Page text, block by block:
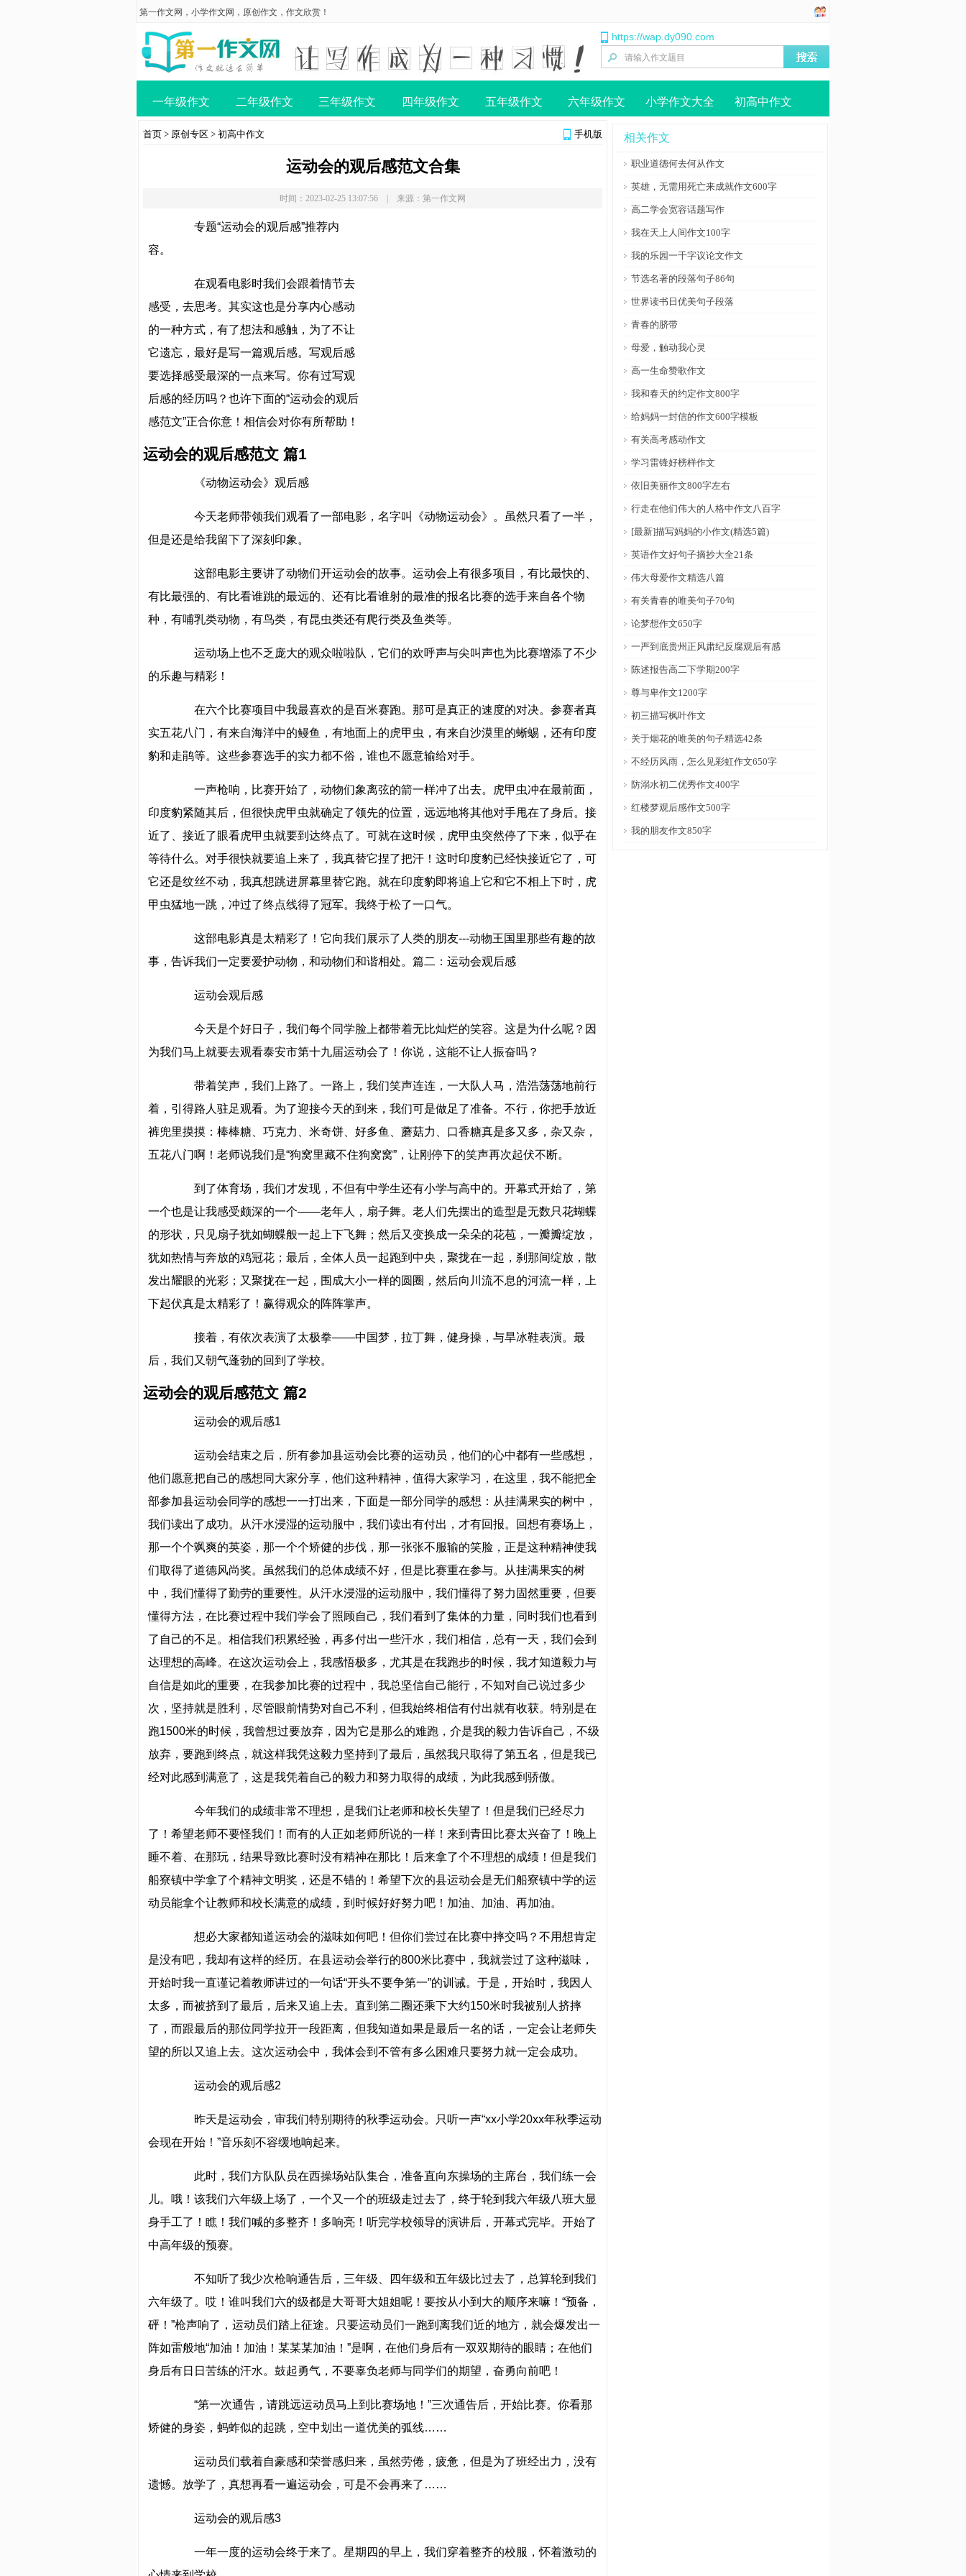
第一作文网 ， 小学作文网 ， 原创作文 ， 作文欣赏 ！
https://wap.dy090.com
一年级作文 二年级作文 三年级作文 四年级作文 五年级作文 六年级作文 小学作文大全 初高中作文
手机版
首页 > 原创专区 > 初高中作文
运动会的观后感范文合集
时间：2023-02-25 13:07:56 | 来源：第一作文网
专题“运动会的观后感”推荐内
容。
在观看电影时我们会跟着情节去
感受，去思考。其实这也是分享内心感动
的一种方式，有了想法和感触，为了不让
它遗忘，最好是写一篇观后感。写观后感
要选择感受最深的一点来写。你有过写观
后感的经历吗？也许下面的“运动会的观后
感范文”正合你意！相信会对你有所帮助！
运动会的观后感范文 篇1
《动物运动会》观后感
今天老师带领我们观看了一部电影，名字叫《动物运动会》。虽然只看了一半，
但是还是给我留下了深刻印象。
这部电影主要讲了动物们开运动会的故事。运动会上有很多项目，有比最快的、
有比最强的、有比看谁跳的最远的、还有比看谁射的最准的报名比赛的选手来自各个物
种，有哺乳类动物，有鸟类，有昆虫类还有爬行类及鱼类等。
运动场上也不乏庞大的观众啦啦队，它们的欢呼声与尖叫声也为比赛增添了不少
的乐趣与精彩！
在六个比赛项目中我最喜欢的是百米赛跑。那可是真正的速度的对决。参赛者真
实五花八门，有来自海洋中的鳗鱼，有地面上的虎甲虫，有来自沙漠里的蜥蜴，还有印度
豹和走鹃等。这些参赛选手的实力都不俗，谁也不愿意输给对手。
一声枪响，比赛开始了，动物们象离弦的箭一样冲了出去。虎甲虫冲在最前面，
印度豹紧随其后，但很快虎甲虫就确定了领先的位置，远远地将其他对手甩在了身后。接
近了、接近了眼看虎甲虫就要到达终点了。可就在这时候，虎甲虫突然停了下来，似乎在
等待什么。对手很快就要追上来了，我真替它捏了把汗！这时印度豹已经快接近它了，可
它还是纹丝不动，我真想跳进屏幕里替它跑。就在印度豹即将追上它和它不相上下时，虎
甲虫猛地一跳，冲过了终点线得了冠军。我终于松了一口气。
这部电影真是太精彩了！它向我们展示了人类的朋友---动物王国里那些有趣的故
事，告诉我们一定要爱护动物，和动物们和谐相处。篇二：运动会观后感
运动会观后感
今天是个好日子，我们每个同学脸上都带着无比灿烂的笑容。这是为什么呢？因
为我们马上就要去观看泰安市第十九届运动会了！你说，这能不让人振奋吗？
带着笑声，我们上路了。一路上，我们笑声连连，一大队人马，浩浩荡荡地前行
着，引得路人驻足观看。为了迎接今天的到来，我们可是做足了准备。不行，你把手放近
裤兜里摸摸：棒棒糖、巧克力、米奇饼、好多鱼、蘑菇力、口香糖真是多又多，杂又杂，
五花八门啊！老师说我们是“狗窝里藏不住狗窝窝”，让刚停下的笑声再次起伏不断。
到了体育场，我们才发现，不但有中学生还有小学与高中的。开幕式开始了，第
一个也是让我感受颇深的一个——老年人，扇子舞。老人们先摆出的造型是无数只花蝴蝶
的形状，只见扇子犹如蝴蝶般一起上下飞舞；然后又变换成一朵朵的花苞，一瓣瓣绽放，
犹如热情与奔放的鸡冠花；最后，全体人员一起跑到中央，聚拢在一起，刹那间绽放，散
发出耀眼的光彩；又聚拢在一起，围成大小一样的圆圈，然后向川流不息的河流一样，上
下起伏真是太精彩了！赢得观众的阵阵掌声。
接着，有依次表演了太极拳——中国梦，拉丁舞，健身操，与旱冰鞋表演。最
后，我们又朝气蓬勃的回到了学校。
运动会的观后感范文 篇2
运动会的观后感1
运动会结束之后，所有参加县运动会比赛的运动员，他们的心中都有一些感想，
他们愿意把自己的感想同大家分享，他们这种精神，值得大家学习，在这里，我不能把全
部参加县运动会同学的感想一一打出来，下面是一部分同学的感想：从挂满果实的树中，
我们读出了成功。从汗水浸湿的运动服中，我们读出有付出，才有回报。回想有赛场上，
那一个个飒爽的英姿，那一个个矫健的步伐，那一张张不服输的笑脸，正是这种精神使我
们取得了道德风尚奖。虽然我们的总体成绩不好，但是比赛重在参与。从挂满果实的树
中，我们懂得了勤劳的重要性。从汗水浸湿的运动服中，我们懂得了努力固然重要，但要
懂得方法，在比赛过程中我们学会了照顾自己，我们看到了集体的力量，同时我们也看到
了自己的不足。相信我们积累经验，再多付出一些汗水，我们相信，总有一天，我们会到
达理想的高峰。在这次运动会上，我感悟极多，尤其是在我跑步的时候，我才知道毅力与
自信是如此的重要，在我参加比赛的过程中，我总坚信自己能行，不知对自己说过多少
次，坚持就是胜利，尽管眼前情势对自己不利，但我始终相信有付出就有收获。特别是在
跑1500米的时候，我曾想过要放弃，因为它是那么的难跑，介是我的毅力告诉自己，不级
放弃，要跑到终点，就这样我凭这毅力坚持到了最后，虽然我只取得了第五名，但是我已
经对此感到满意了，这是我凭着自己的毅力和努力取得的成绩，为此我感到骄傲。
今年我们的成绩非常不理想，是我们让老师和校长失望了！但是我们已经尽力
了！希望老师不要怪我们！而有的人正如老师所说的一样！来到青田比赛太兴奋了！晚上
睡不着、在那玩，结果导致比赛时没有精神在那比！后来拿了个不理想的成绩！但是我们
船寮镇中学拿了个精神文明奖，还是不错的！希望下次的县运动会是无们船寮镇中学的运
动员能拿个让教师和校长满意的成绩，到时候好好努力吧！加油、加油、再加油。
想必大家都知道运动会的滋味如何吧！但你们尝过在比赛中摔交吗？不用想肯定
是没有吧，我却有这样的经历。在县运动会举行的800米比赛中，我就尝过了这种滋味，
开始时我一直谨记着教师讲过的一句话“开头不要争第一”的训诫。于是，开始时，我因人
太多，而被挤到了最后，后来又追上去。直到第二圈还乘下大约150米时我被别人挤摔
了，而跟最后的那位同学拉开一段距离，但我知道如果是最后一名的话，一定会让老师失
望的所以又追上去。这次运动会中，我体会到不管有多么困难只要努力就一定会成功。
运动会的观后感2
昨天是运动会，审我们特别期待的秋季运动会。只听一声“xx小学20xx年秋季运动
会现在开始！”音乐刻不容缓地响起来。
此时，我们方队队员在西操场站队集合，准备直向东操场的主席台，我们练一会
儿。哦！该我们六年级上场了，一个又一个的班级走过去了，终于轮到我六年级八班大显
身手工了！瞧！我们喊的多整齐！多响亮！听完学校领导的演讲后，开幕式完毕。开始了
中高年级的预赛。
不知听了我少次枪响通告后，三年级、四年级和五年级比过去了，总算轮到我们
六年级了。哎！谁叫我们六的级都是大哥哥大姐姐呢！要按从小到大的顺序来嘛！“预备，
砰！”枪声响了，运动员们踏上征途。只要运动员们一跑到离我们近的地方，就会爆发出一
阵如雷般地“加油！加油！某某某加油！”是啊，在他们身后有一双双期待的眼睛；在他们
身后有日日苦练的汗水。鼓起勇气，不要辜负老师与同学们的期望，奋勇向前吧！
“第一次通告，请跳远运动员马上到比赛场地！”三次通告后，开始比赛。你看那
矫健的身姿，蚂蚱似的起跳，空中划出一道优美的弧线……
运动员们载着自豪感和荣誉感归来，虽然劳倦，疲惫，但是为了班经出力，没有
遗憾。放学了，真想再看一遍运动会，可是不会再来了……
运动会的观后感3
一年一度的运动会终于来了。星期四的早上，我们穿着整齐的校服，怀着激动的
相关作文
职业道德何去何从作文
英雄，无需用死亡来成就作文600字
高二学会宽容话题写作
我在天上人间作文100字
我的乐园一千字议论文作文
节选名著的段落句子86句
世界读书日优美句子段落
青春的脐带
母爱，触动我心灵
高一生命赞歌作文
我和春天的约定作文800字
给妈妈一封信的作文600字模板
有关高考感动作文
学习雷锋好榜样作文
依旧美丽作文800字左右
行走在他们伟大的人格中作文八百字
[最新]描写妈妈的小作文(精选5篇)
英语作文好句子摘抄大全21条
伟大母爱作文精选八篇
有关青春的唯美句子70句
论梦想作文650字
一严到底贵州正风肃纪反腐观后有感
陈述报告高二下学期200字
尊与卑作文1200字
初三描写枫叶作文
关于烟花的唯美的句子精选42条
不经历风雨，怎么见彩虹作文650字
防溺水初二优秀作文400字
红楼梦观后感作文500字
我的朋友作文850字